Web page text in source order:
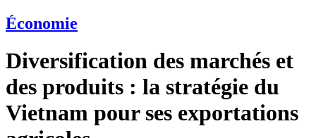
Économie
Diversification des marchés et
des produits : la stratégie du
Vietnam pour ses exportations